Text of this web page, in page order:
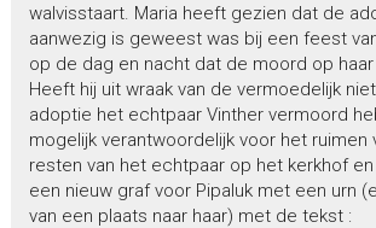
walvisstaart. Maria heeft gezien dat de
aanwezig is geweest was bij een feest
op de dag en nacht dat de moord op
Heeft hij uit wraak van de vermoedelijk
adoptie het echtpaar Vinther vermoord
mogelijk verantwoordelijk voor het ruimen
resten van het echtpaar op het kerkhof
een nieuw graf voor Pipaluk met een urn
van een plaats naar haar) met de tekst :